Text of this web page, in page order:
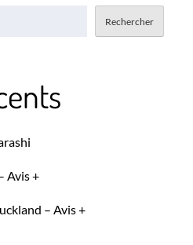
Rechercher
Avis +
– Avis +